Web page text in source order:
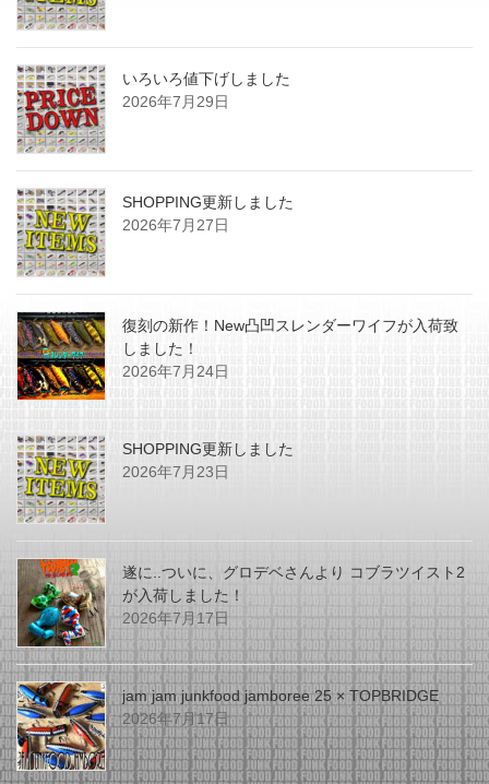
いろいろ値下げしました
2026年7月29日
SHOPPING更新しました
2026年7月27日
復刻の新作！New凸凹スレンダーワイフが入荷致
しました！
2026年7月24日
SHOPPING更新しました
2026年7月23日
遂に..ついに、グロデベさんより コブラツイスト2
が入荷しました！
2026年7月17日
jam jam junkfood jamboree 25 × TOPBRIDGE
2026年7月17日